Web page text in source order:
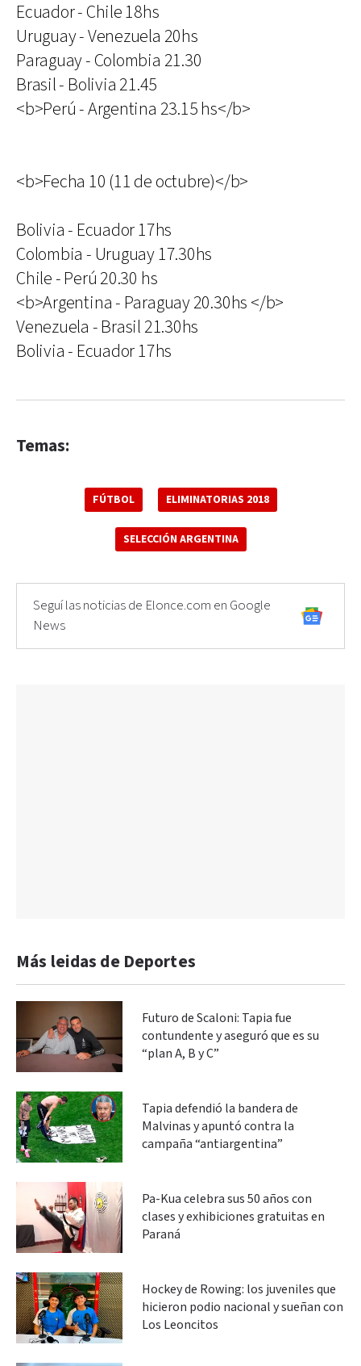
Ecuador - Chile 18hs
Uruguay - Venezuela 20hs
Paraguay - Colombia 21.30
Brasil - Bolivia 21.45
<b>Perú - Argentina 23.15 hs</b>
<b>Fecha 10 (11 de octubre)</b>
Bolivia - Ecuador 17hs
Colombia - Uruguay 17.30hs
Chile - Perú 20.30 hs
<b>Argentina - Paraguay 20.30hs </b>
Venezuela - Brasil 21.30hs
Bolivia - Ecuador 17hs
Temas:
FÚTBOL ELIMINATORIAS 2018
SELECCIÓN ARGENTINA
Seguí las noticias de Elonce.com en Google
News
Más leidas de Deportes
Futuro de Scaloni: Tapia fue
contundente y aseguró que es su
“plan A, B y C”
Tapia defendió la bandera de
Malvinas y apuntó contra la
campaña “antiargentina”
Pa-Kua celebra sus 50 años con
clases y exhibiciones gratuitas en
Paraná
Hockey de Rowing: los juveniles que
hicieron podio nacional y sueñan con
Los Leoncitos